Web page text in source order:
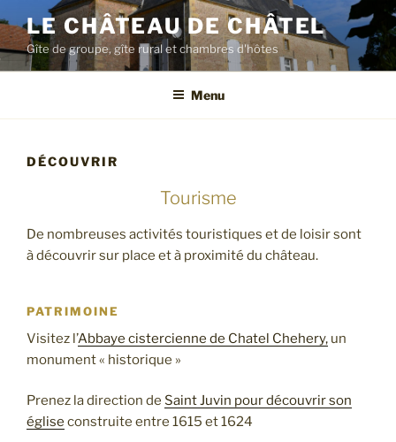
LE CHÂTEAU DE CHÂTEL
Gîte de groupe, gîte rural et chambres d'hôtes
Menu
DÉCOUVRIR
Tourisme
De nombreuses activités touristiques et de loisir sont
à découvrir sur place et à proximité du château.
PATRIMOINE
Visitez l’Abbaye cistercienne de Chatel Chehery, un
monument « historique »
Prenez la direction de Saint Juvin pour découvrir son
église construite entre 1615 et 1624